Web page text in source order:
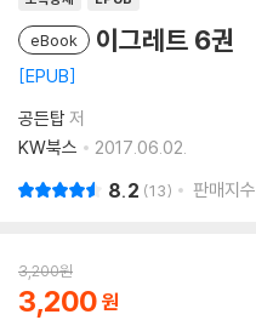
eBook 이그레트 6권
EPUB
공든탑 저
KW북스
2017.06.02.
8.2 13 판매지수
3,200원
3,200